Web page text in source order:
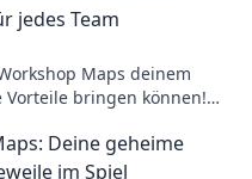
jedes Team
Maps deinem
Vorteile bringen können!
Deine geheime
im Spiel